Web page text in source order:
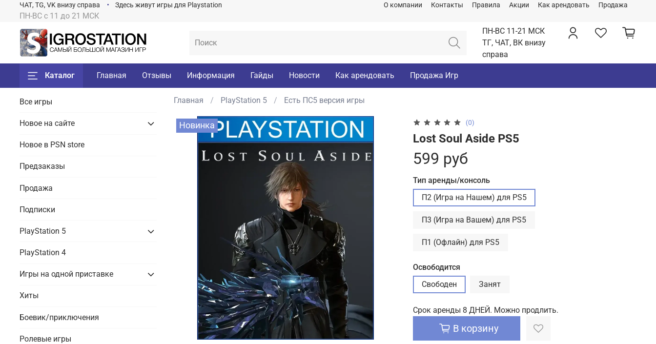
О компании Контакты Правила Акции Как арендовать Продажа
ПН-ВС с 11 до 21 МСК
ЧАТ, TG, VK внизу справа Здесь живут игры для Playstation
ПН-ВС 11-21 МСК
ТГ, ЧАТ, ВК внизу
справа
Каталог Главная Отзывы Информация Гайды Новости Как арендовать Продажа Игр
Главная PlayStation 5 Есть ПС5 версия игры
Новинка (0)
Lost Soul Aside PS5
599 руб
Тип аренды/консоль
П2 (Игра на Нашем) для PS5
П3 (Игра на Вашем) для PS5
П1 (Офлайн) для PS5
Освободится
Свободен
Занят
Срок аренды 8 ДНЕЙ. Можно продлить.
В корзину
Все игры
Новое на сайте
Новое в PSN store
Предзаказы
Продажа
Подписки
PlayStation 5
PlayStation 4
Игры на одной приставке
Хиты
Боевик/приключения
Ролевые игры